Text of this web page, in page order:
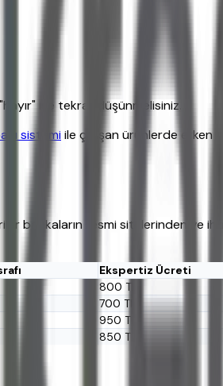
ise tekrar düşünmelisiniz.
sistemiile çalışan ürünlerde erken
bankaların resmi sitelerinden ve
Ekspertiz Ücreti
800 TL
700 TL
950 TL
850 TL